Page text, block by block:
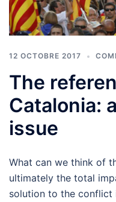
12 OCTOBRE 2017
The
Catalonia:
issue
What can we think of
ultimately the total
solution to the conflict